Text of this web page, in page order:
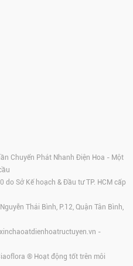
Chuyển Phát Nhanh Điện Hoa - Một
Sở Kế hoạch & Đầu tư TP. HCM cấp
Thái Bình, P.12, Quận Tân Bình,
xinchaoatdienhoatructuyen.vn -
® Hoạt động tốt trên môi